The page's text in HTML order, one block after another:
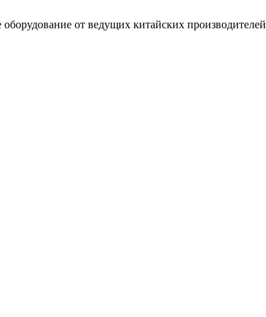
от ведущих китайских производителей